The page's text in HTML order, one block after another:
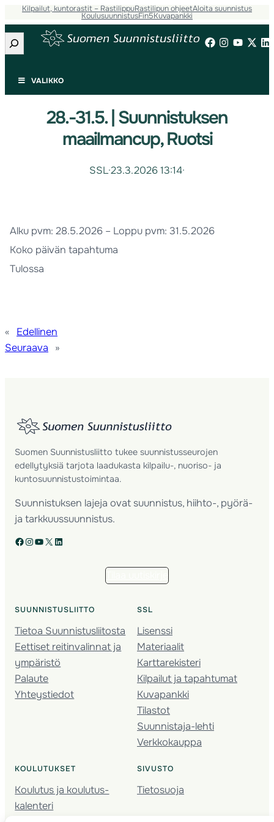
Kilpailut, kuntorastit – RastilippuRastilipun ohjeetAloita suunnistus
KoulusuunnistusFin5Kuvapankki
Etsi
VALIKKO
28.-31.5. | Suunnistuksen
maailmancup, Ruotsi
SSL·23.3.2026 13:14·
Alku pvm:28.5.2026 – Loppu pvm:31.5.2026
Koko päivän tapahtuma
Tulossa
«
Edellinen
Seuraava
»
Suomen Suunnistusliitto tukee suunnistusseurojen
edellytyksiä tarjota laadukasta kilpailu-, nuoriso- ja
kuntosuunnistustoimintaa.
Suunnistuksen lajeja ovat suunnistus, hiihto-, pyörä-
ja tarkkuussuunnistus.
Facebook Instagram YouTube X LinkedIn
SUUNNISTUSLIITTO
Tietoa Suunnistusliitosta
Eettiset reitinvalinnat ja
ympäristö
Palaute
Yhteystiedot
SSL
Lisenssi
Materiaalit
Karttarekisteri
Kilpailut ja tapahtumat
Kuvapankki
Tilastot
Suunnistaja-lehti
Verkkokauppa
KOULUTUKSET
Koulutus ja koulutus­
kalenteri
SIVUSTO
Tietosuoja